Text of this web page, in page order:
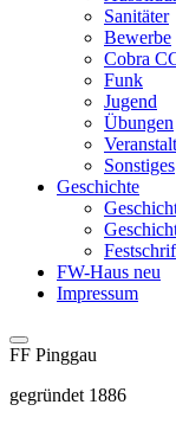
Sanitäter
Bewerbe
Cobra
Funk
Jugend
Übungen
Sonstiges
Geschichte
FW-Haus neu
Impressum
FF Pinggau
gegründet 1886